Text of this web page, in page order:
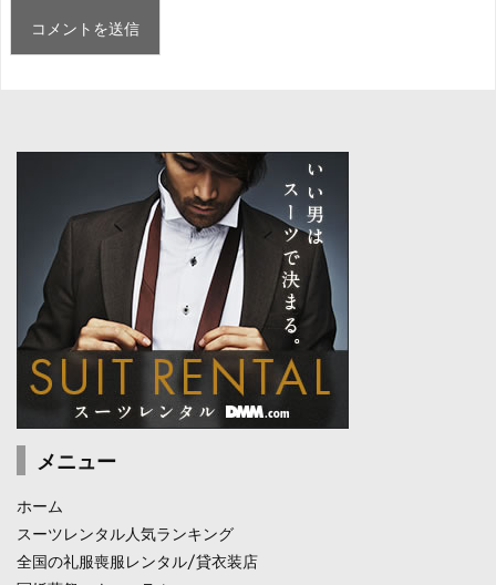
メニュー
ホーム
スーツレンタル人気ランキング
全国の礼服喪服レンタル/貸衣装店